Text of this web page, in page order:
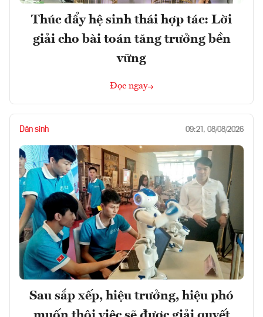
Thúc đẩy hệ sinh thái hợp tác: Lời
giải cho bài toán tăng trưởng bền
vững
Đọc ngay
Dân sinh 09:21, 08/08/2026
Sau sắp xếp, hiệu trưởng, hiệu phó